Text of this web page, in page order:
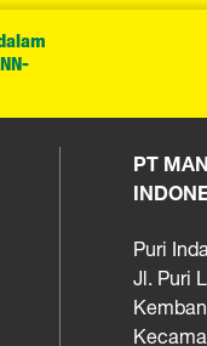
PT
Puri
Jl. Puri